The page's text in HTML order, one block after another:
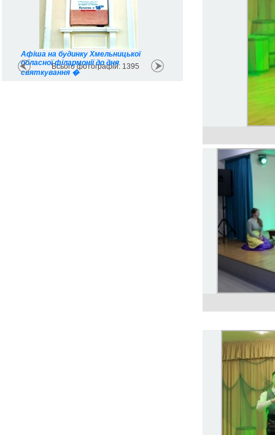
Афіша на будинку Хмельницької
обласної філармонії до дня
святкування �
Всього фотографій: 1395